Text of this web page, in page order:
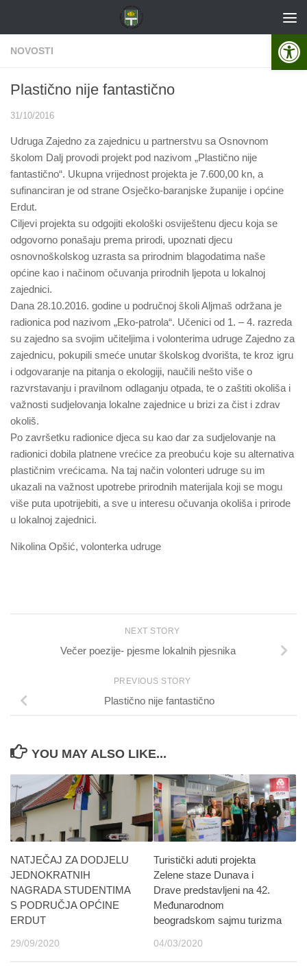
NOVOSTI
Plastično nije fantastično
31/10/2016
Udruga Zajedno za zajednicu u partnerstvu sa Osnovnom
školom Dalj provodi projekt pod nazivom „Plastično nije
fantastično“. Ukupna vrijednost projekta je 7.600,00 kn, a
sufinanciran je od strane Osječko-baranjske županije i općine
Erdut.
Ciljevi projekta su odgojiti ekološki osviještenu djecu koja se
odgovorno ponašaju prema prirodi, upoznati djecu
osnovnoškolskog uzrasta sa prirodnim blagodatima naše
općine kao i načinom očuvanja prirodnih ljepota u lokalnoj
zajednici.
Dana 28.10.2016. godine u područnoj školi Aljmaš održana je
radionica pod nazivom „Eko-patrola“. Učenici od 1. – 4. razreda
su zajedno sa svojim učiteljima i volonterima udruge Zajedno za
zajednicu, pokupili smeće unutar školskog dvorišta, te kroz igru
i odgovaranje na pitanja o ekologiji, naučili nešto više o
razvrstavanju i pravilnom odlaganju otpada, te o zaštiti okoliša i
važnosti sudjelovanja lokalne zajednice u brizi za čist i zdrav
okoliš.
Po završetku radionice djeca su kao dar za sudjelovanje na
radionici dobila platnene vrećice za preobuću koje su alternativa
plastičnim vrećicama. Na taj način volonteri udruge su im
ukazali na važnost upotrebe prirodnih materijala koji se mogu
više puta upotrijebiti, a sve u interesu očuvanja okoliša i prirode
u lokalnoj zajednici.
Nikolina Opšić, volonterka udruge
NEXT STORY
Večer poezije- pjesme lokalnih pjesnika
PREVIOUS STORY
Plastično nije fantastično
YOU MAY ALSO LIKE...
NATJEČAJ ZA DODJELU
JEDNOKRATNIH
NAGRADA STUDENTIMA
S PODRUČJA OPĆINE
ERDUT
29/09/2020
Turistički aduti projekta
Zelene staze Dunava i
Drave predstavljeni na 42.
Međunarodnom
beogradskom sajmu turizma
04/03/2020